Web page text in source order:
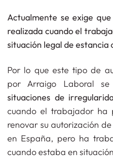
Actualmente se exige
realizada cuando el
situación legal de estancia
Por lo que este tipo de
por Arraigo Laboral
situaciones de
cuando el trabajador ha
renovar su autorización
en España, pero ha
cuando estaba en